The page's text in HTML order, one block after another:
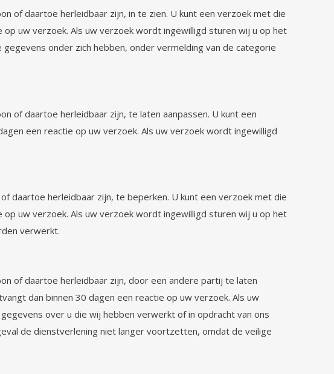
of daartoe herleidbaar zijn, in te zien. U kunt een verzoek met die
uw verzoek. Als uw verzoek wordt ingewilligd sturen wij u op het
onder zich hebben, onder vermelding van de categorie
of daartoe herleidbaar zijn, te laten aanpassen. U kunt een
een reactie op uw verzoek. Als uw verzoek wordt ingewilligd
daartoe herleidbaar zijn, te beperken. U kunt een verzoek met die
uw verzoek. Als uw verzoek wordt ingewilligd sturen wij u op het
verwerkt.
of daartoe herleidbaar zijn, door een andere partij te laten
dan binnen 30 dagen een reactie op uw verzoek. Als uw
over u die wij hebben verwerkt of in opdracht van ons
de dienstverlening niet langer voortzetten, omdat de veilige